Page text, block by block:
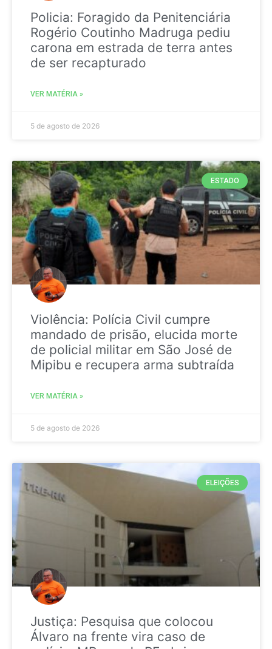
Policia: Foragido da Penitenciária
Rogério Coutinho Madruga pediu
carona em estrada de terra antes
de ser recapturado
VER MATÉRIA »
5 de agosto de 2026
ESTADO
Violência: Polícia Civil cumpre
mandado de prisão, elucida morte
de policial militar em São José de
Mipibu e recupera arma subtraída
VER MATÉRIA »
5 de agosto de 2026
ELEIÇÕES
Justiça: Pesquisa que colocou
Álvaro na frente vira caso de